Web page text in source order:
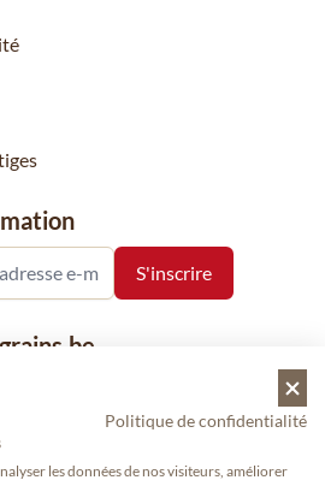
de la société VHN et se concentre sur
de café, de renommée nationale et
les grains de café, le café moulu
de qualité.
Politique de confidentialité
les données de nos visiteurs, améliorer